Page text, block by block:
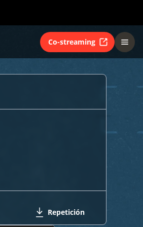
Co-streaming
Repetición